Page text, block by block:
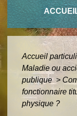
Accueil
Maladie ou
publique >
fonctionnaire
physique ?